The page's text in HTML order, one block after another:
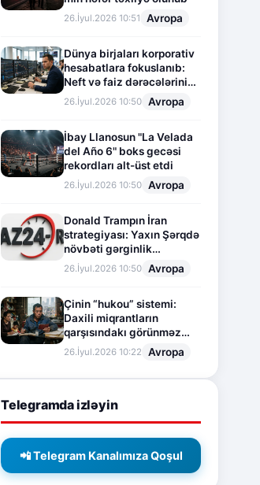
26.İyul.2026 10:51 Avropa
Dünya birjaları korporativ
hesabatlara fokuslanıb:
Neft və faiz dərəcələrinin
təsiri altında cari vəziyyət
26.İyul.2026 10:50 Avropa
İbay Llanosun "La Velada
del Año 6" boks gecəsi
rekordları alt-üst etdi
26.İyul.2026 10:50 Avropa
Donald Trampın İran
strategiyası: Yaxın Şərqdə
növbəti gərginlik
mərhələsi
26.İyul.2026 10:50 Avropa
Çinin “hukou” sistemi:
Daxili miqrantların
qarşısındakı görünməz
sədd
26.İyul.2026 10:22 Avropa
Telegramda izləyin
📲 Telegram Kanalımıza Qoşul